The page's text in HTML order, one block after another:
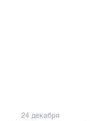
24 декабря